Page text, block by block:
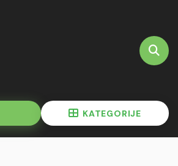
KATEGORIJE